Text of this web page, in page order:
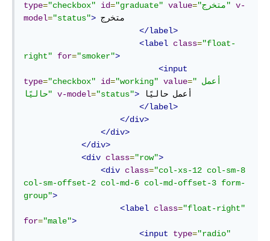
type="checkbox" id="graduate" value= "متخرج" v-
model="status">
</label>
<label class="float-
right"
for="smoker">
<input
type="checkbox" id="working" value="أعمل
حاليًا" v-model="status">
</label>
</div>
</div>
</div>
<div class="row">
<div class="col-xs-12 col-sm-8
col-sm-offset-2 col-md-6 col-md-offset-3 form-
group">
<label class="float-right"
for="male">
<input
type="radio"